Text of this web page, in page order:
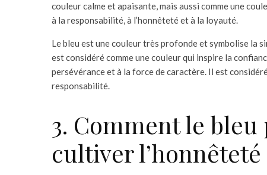
couleur calme et apaisante, mais aussi comme une
à la responsabilité, à l’honnêteté et à la loyauté.
Le bleu est une couleur très profonde et symbolise la
est considéré comme une couleur qui inspire la
persévérance et à la force de caractère. Il est
responsabilité.
3. Comment le
cultiver l’honnêteté